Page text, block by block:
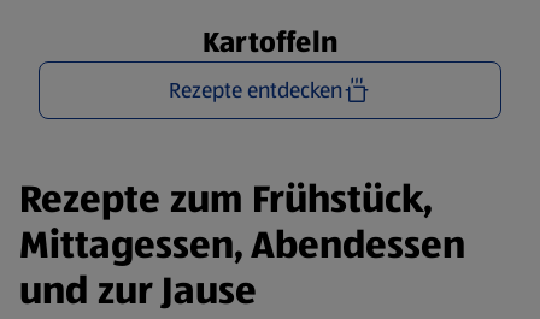
Kartoffeln
Rezepte entdecken
Rezepte zum Frühstück,
Mittagessen, Abendessen
und zur Jause